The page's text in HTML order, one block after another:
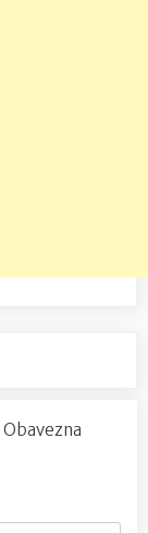
Obavezna